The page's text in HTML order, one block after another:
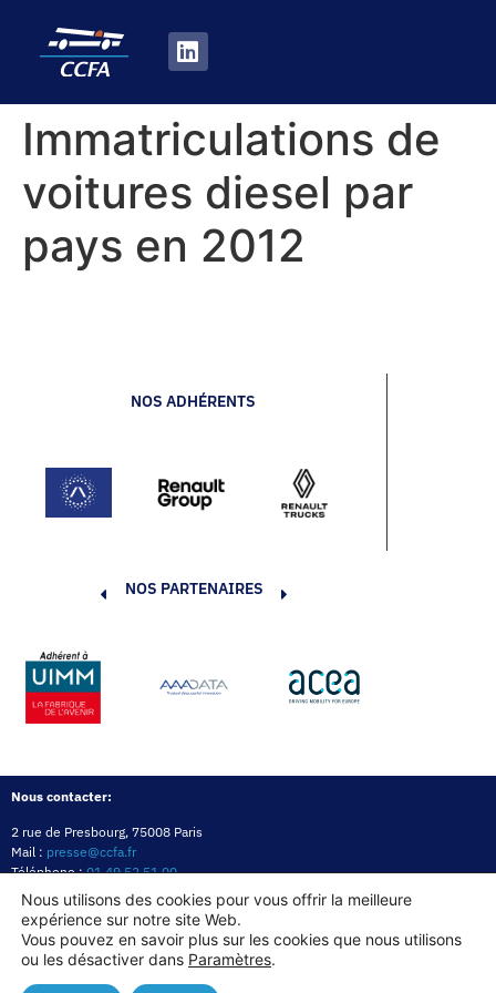
Immatriculations de
voitures diesel par
pays en 2012
NOS ADHÉRENTS
NOS PARTENAIRES
Nous contacter:
2 rue de Presbourg, 75008 Paris
Mail : presse@ccfa.fr
Téléphone :01 49 52 51 00
Réseau :
LinkedIn
Politique de confidentialitéMentions légalesPolitique des cookies
Nous utilisons des cookies pour vous offrir la meilleure
expérience sur notre site Web.
Vous pouvez en savoir plus sur les cookies que nous utilisons
ou les désactiver dans Paramètres.